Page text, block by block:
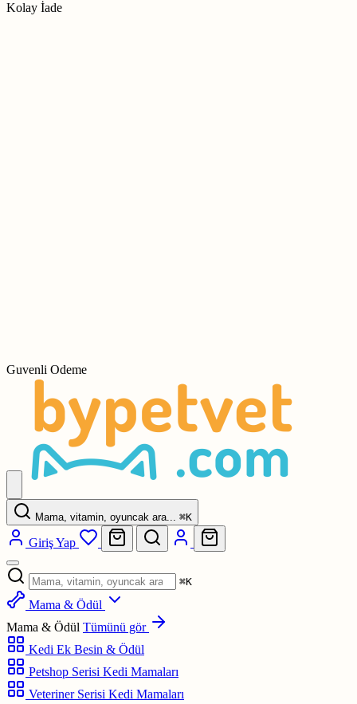
Kolay İade
Guvenli Odeme
Mama, vitamin, oyuncak ara... ⌘K
Giriş Yap
⌘K
Mama & Ödül
Mama & Ödül Tümünü gör
Kedi Ek Besin & Ödül
Petshop Serisi Kedi Mamaları
Veteriner Serisi Kedi Mamaları